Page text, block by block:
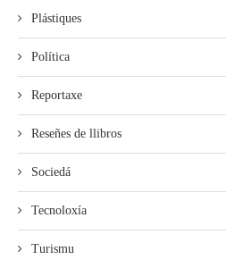
Plástiques
Política
Reportaxe
Reseñes de llibros
Sociedá
Tecnoloxía
Turismu